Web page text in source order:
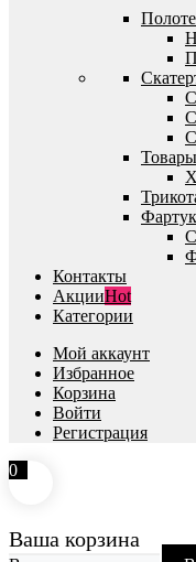
Контакты
АкцииHot
Категории
Мой аккаунт
Избранное
Корзина
Войти
Регистрация
0
Ваша корзина